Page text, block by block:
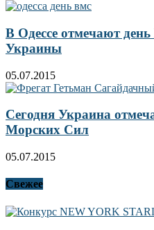
В Одессе отмечают
Украины
05.07.2015
Сегодня Украина
Морских Сил
05.07.2015
Свежее